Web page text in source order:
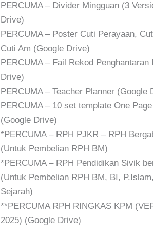
PERCUMA – Divider Mingguan (3
Drive)
PERCUMA – Poster Cuti Perayaan,
Cuti Am (Google Drive)
PERCUMA – Fail Rekod Penghantaran
Drive)
PERCUMA – Teacher Planner (Google
PERCUMA – 10 set template One
(Google Drive)
*PERCUMA – RPH PJKR – RPH
(Untuk Pembelian RPH BM)
*PERCUMA – RPH Pendidikan Sivik
(Untuk Pembelian RPH BM, BI,
Sejarah)
**PERCUMA RPH RINGKAS KPM
2025) (Google Drive)